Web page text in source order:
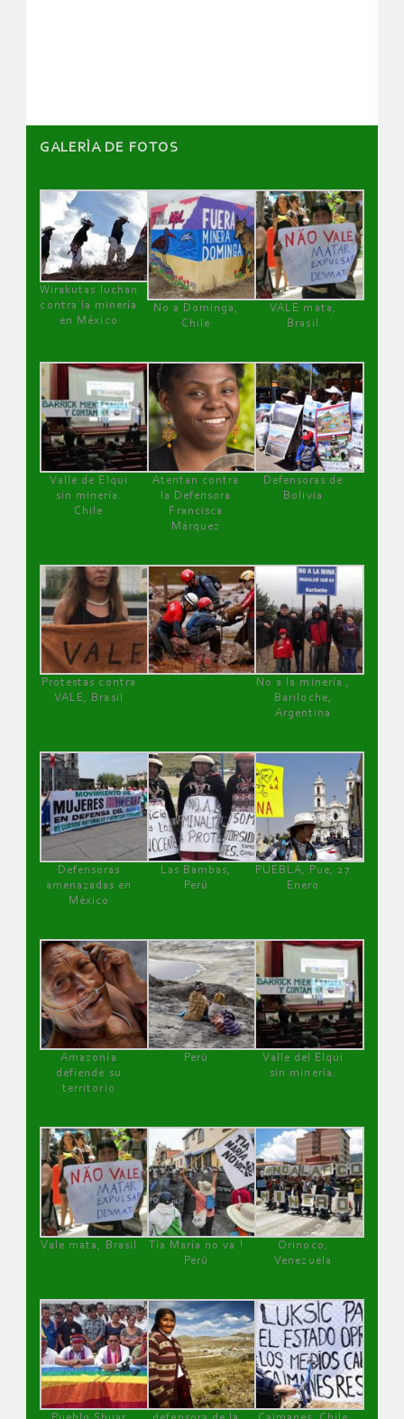
GALERÌA DE FOTOS
Wirakutas luchan
contra la minería
en México
No a Dominga,
Chile
VALE mata,
Brasil
Valle de Elqui
sin minería.
Chile
Atentan contra
la Defensora
Francisca
Márquez
Defensoras de
Bolivia
Protestas contra
VALE, Brasil
No a la minería ,
Bariloche,
Argentina
Defensoras
amenazadas en
México
Las Bambas,
Perú
PUEBLA, Pue, 27
Enero
Amazonía
defiende su
territorio
Perú
Valle del Elqui
sin minería.
Vale mata, Brasil
Tía María no va !
Perú
Orinoco,
Venezuela